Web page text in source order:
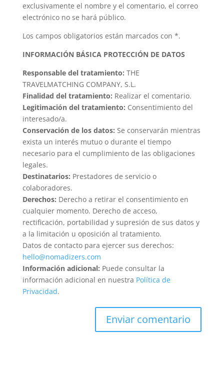
exclusivamente el nombre y el comentario, el correo
electrónico no se hará público.
Los campos obligatorios están marcados con *.
INFORMACIÓN BÁSICA PROTECCIÓN DE DATOS
Responsable del tratamiento: THE
TRAVELMATCHING COMPANY, S.L.
Finalidad del tratamiento: Realizar el comentario.
Legitimación del tratamiento: Consentimiento del
interesado/a.
Conservación de los datos: Se conservarán mientras
exista un interés mutuo o durante el tiempo
necesario para el cumplimiento de las obligaciones
legales.
Destinatarios: Prestadores de servicio o
colaboradores.
Derechos: Derecho a retirar el consentimiento en
cualquier momento. Derecho de acceso,
rectificación, portabilidad y supresión de sus datos y
a la limitación u oposición al tratamiento.
Datos de contacto para ejercer sus derechos:
hello@nomadizers.com
Información adicional: Puede consultar la
información adicional en nuestra Política de
Privacidad.